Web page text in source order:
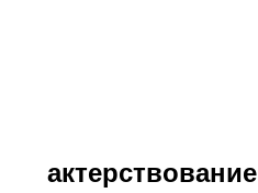
актерствование